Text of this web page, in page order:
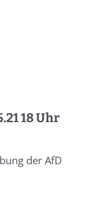
18 Uhr
der AfD